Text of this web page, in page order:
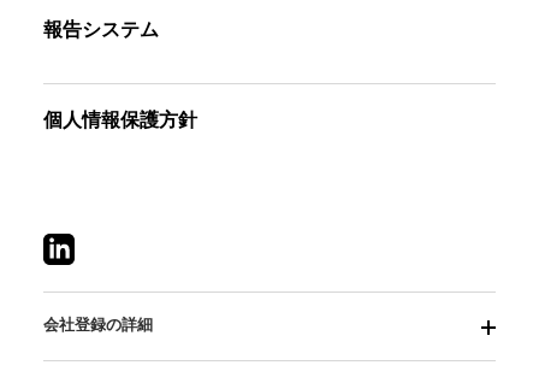
報告システム
個人情報保護方針
会社登録の詳細